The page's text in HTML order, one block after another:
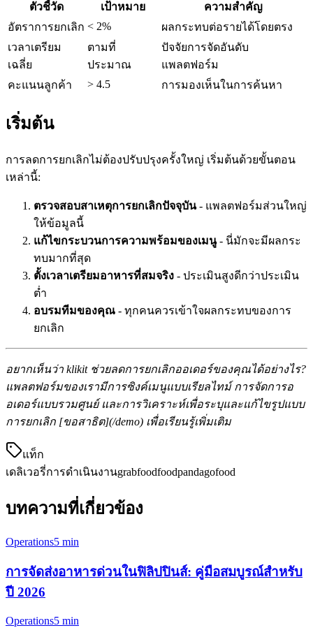
ตัวชี้วัด เป้าหมาย
ความสำคัญ
อัตราการยกเลิก < 2%
ผลกระทบต่อรายได้โดยตรง
เวลาเตรียม
เฉลี่ย
ตามที่
ประมาณ
ปัจจัยการจัดอันดับ
แพลตฟอร์ม
คะแนนลูกค้า
> 4.5 การมองเห็นในการค้นหา
เริ่มต้น
การลดการยกเลิกไม่ต้องปรับปรุงครั้งใหญ่ เริ่มต้นด้วยขั้นตอน
เหล่านี้:
ตรวจสอบสาเหตุการยกเลิกปัจจุบัน- แพลตฟอร์มส่วนใหญ่
ให้ข้อมูลนี้
แก้ไขกระบวนการความพร้อมของเมนู- นี่มักจะมีผลกระ
ทบมากที่สุด
ตั้งเวลาเตรียมอาหารที่สมจริง - ประเมินสูงดีกว่าประเมิน
ต่ำ
อบรมทีมของคุณ - ทุกคนควรเข้าใจผลกระทบของการ
ยกเลิก
อยากเห็นว่า klikit ช่วยลดการยกเลิกออเดอร์ของคุณได้อย่างไร?
แพลตฟอร์มของเรามีการซิงค์เมนูแบบเรียลไทม์ การจัดการอ
อเดอร์แบบรวมศูนย์ และการวิเคราะห์เพื่อระบุและแก้ไขรูปแบบ
การยกเลิก [ขอสาธิต](/demo) เพื่อเรียนรู้เพิ่มเติม
แท็ก
เดลิเวอรี่การดำเนินงานgrabfoodfoodpandagofood
บทความที่เกี่ยวข้อง
Operations5 min
การจัดส่งอาหารด่วนในฟิลิปปินส์: คู่มือสมบูรณ์สำหรับ
ปี 2026
Operations5 min